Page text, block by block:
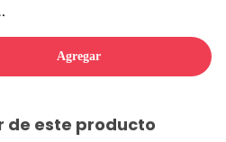
Agregar
de este producto